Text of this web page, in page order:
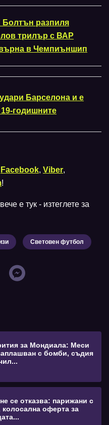
Болтън разпиля
трилър с ВАР
в Чемпиъншип
Барселона и е
годишните
Facebook, Viber,
!
е тук - изтеглете за
Световен футбол
за Мондиала: Меси
с бомби, съдия
се отказва: парижани с
колосална оферта за